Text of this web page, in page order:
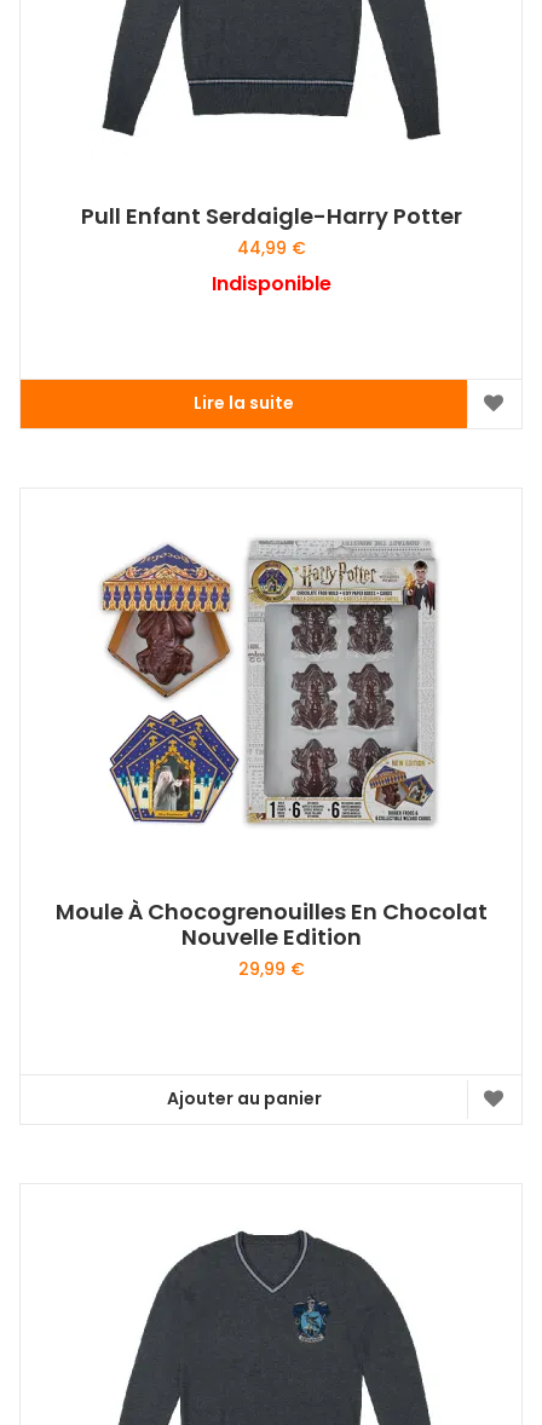
Pull Enfant Serdaigle-Harry Potter
44,99 €
Indisponible
Lire la suite
Moule À Chocogrenouilles En Chocolat
Nouvelle Edition
29,99 €
Ajouter au panier